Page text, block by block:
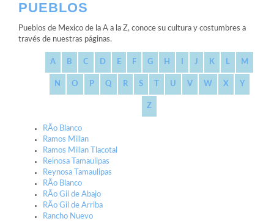
PUEBLOS
Pueblos de Mexico de la A a la Z, conoce su cultura y costumbres a
través de nuestras páginas.
A B C D E F G H J K L M
N O P Q R S U V W X Y
Z
RÃ­o Blanco
Ramos Millan
Ramos Millan Tlacotal
Reinosa Tamaulipas
Reynosa Tamaulipas
RÃ­o Blanco
RÃ­o Gil de Abajo
RÃ­o Gil de Arriba
Rancho Nuevo